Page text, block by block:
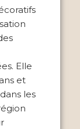
Elle
et
les